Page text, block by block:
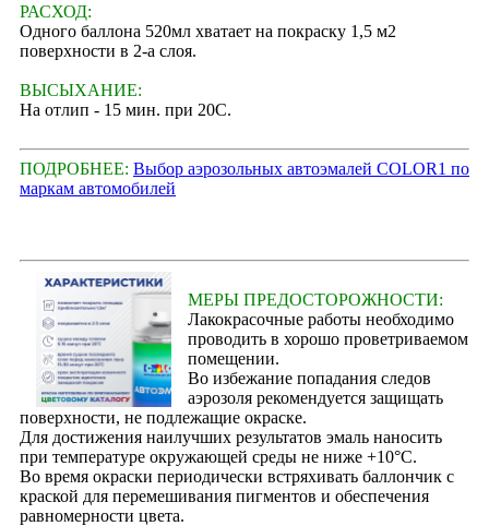
РАСХОД:
Одного баллона 520мл хватает на покраску 1,5 м2
поверхности в 2-а слоя.
ВЫСЫХАНИЕ:
На отлип - 15 мин. при 20С.
ПОДРОБНЕЕ: Выбор аэрозольных автоэмалей COLOR1 по
маркам автомобилей
МЕРЫ ПРЕДОСТОРОЖНОСТИ:
Лакокрасочные работы необходимо
проводить в хорошо проветриваемом
помещении.
Во избежание попадания следов
аэрозоля рекомендуется защищать
поверхности, не подлежащие окраске.
Для достижения наилучших результатов эмаль наносить
при температуре окружающей среды не ниже +10°С.
Во время окраски периодически встряхивать баллончик с
краской для перемешивания пигментов и обеспечения
равномерности цвета.